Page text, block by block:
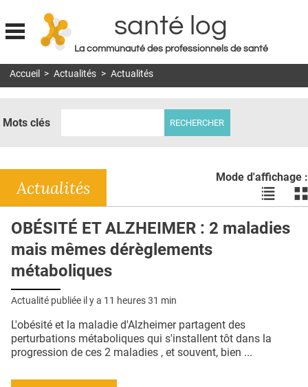
Jump to navigation
santé log
La communauté des professionnels de santé
MON COMPTE
DOSSIERS
RÉSEAUX
E-REVUE SAD
L'APP
PUBLICITÉ
Accueil > Actualités > Actualités
Mots clés
Mode d'affichage :
Voir
les
en
les
Actualités
OBÉSITÉ ET ALZHEIMER : 2 maladies
mais mêmes dérèglements
métaboliques
Actualité publiée il y a 11 heures 31 min
L'obésité et la maladie d'Alzheimer partagent des
perturbations métaboliques qui s'installent tôt dans la
progression de ces 2 maladies , et souvent, bien ...